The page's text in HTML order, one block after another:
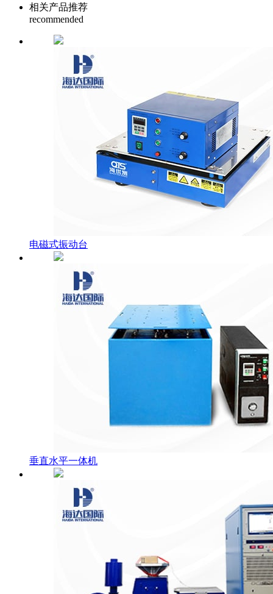
相关产品推荐
recommended
电磁式振动台
垂直水平一体机